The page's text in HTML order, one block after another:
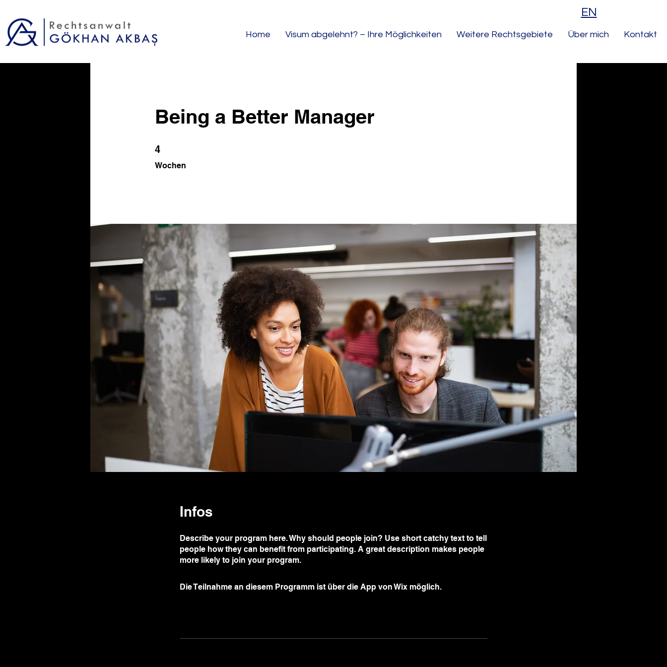
EN
Home Visum abgelehnt? – Ihre Möglichkeiten Weitere Rechtsgebiete Über mich Kontakt
Being a Better Manager
4
Wochen
4 Wochen
Infos
Describe your program here. Why should people join? Use short catchy text to tell
people how they can benefit from participating. A great description makes people
more likely to join your program.
Die Teilnahme an diesem Programm ist über die App von Wix möglich.